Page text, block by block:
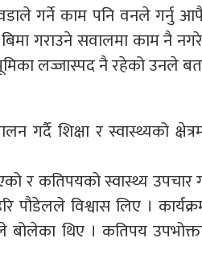
गर्ने काम पनि वनले गर्नु
गराउने सवालमा काम नै
लज्जास्पद नै रहेको उनले
गर्दै शिक्षा र स्वास्थ्यको
र कतिपयको स्वास्थ्य उपचार
पौडेलले विश्वास लिए ।
बोलेका थिए । कतिपय